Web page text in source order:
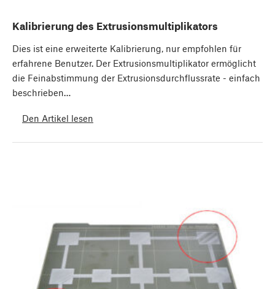
Kalibrierung des Extrusionsmultiplikators
Dies ist eine erweiterte Kalibrierung, nur empfohlen für
erfahrene Benutzer. Der Extrusionsmultiplikator ermöglicht
die Feinabstimmung der Extrusionsdurchflussrate - einfach
beschrieben…
Den Artikel lesen